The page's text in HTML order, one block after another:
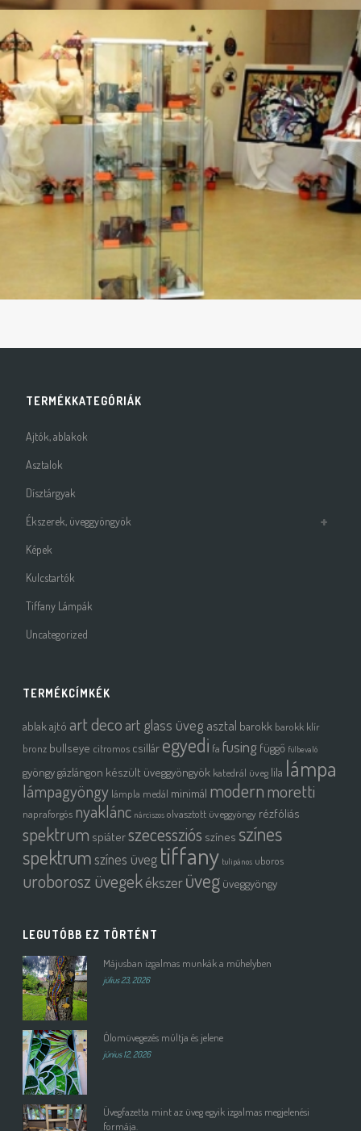
TERMÉKKATEGÓRIÁK
Ajtók, ablakok
Asztalok
Dísztárgyak
Ékszerek, üveggyöngyök
Képek
Kulcstartók
Tiffany Lámpák
Uncategorized
TERMÉKCÍMKÉK
ablak ajtó art deco art glass üvegasztal barokk barokk klír
bronz bullseye citromos csillár egyedi fa fusing függő fülbevaló
gyöngygázlángon készült üveggyöngyök katedrál üveg lila lámpa
lámpagyöngy lámpla medál minimál modernmoretti
napraforgós nyaklánc nárciszos olvasztott üveggyöngy rézfóliás
spektrum spiáterszecessziós színes színes
spektrumszínes üveg tiffany tulipános uboros
uroborosz üvegekékszerüveg üveggyöngy
LEGUTÓBB EZ TÖRTÉNT
Májusban izgalmas munkák a műhelyben
július 23, 2026
Ólomüvegezés múltja és jelene
június 12, 2026
Üvegfazetta mint az üveg egyik izgalmas megjelenési
formája.